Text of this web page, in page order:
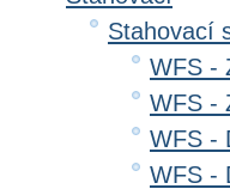
Stahovací
WFS -
WFS -
WFS -
WFS -